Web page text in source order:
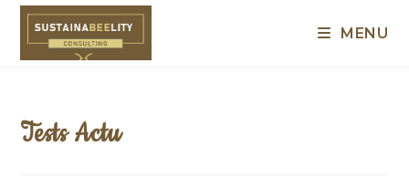
Skip
MENU
Tests Actu